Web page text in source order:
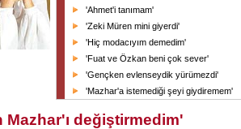
'Ahmet'i tanımam'
'Zeki Müren mini giyerdi'
'Hiç modacıyım demedim'
'Fuat ve Özkan beni çok sever'
'Gençken evlenseydik yürümezdi'
'Mazhar'a istemediği şeyi giydiremem'
Mazhar'ı değiştirmedim'